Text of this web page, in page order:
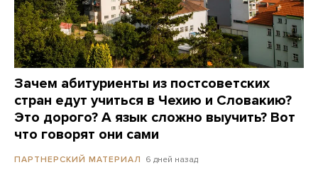
Зачем абитуриенты из постсоветских
стран едут учиться в Чехию и Словакию?
Это дорого? А язык сложно выучить? Вот
что говорят они сами
ПАРТНЕРСКИЙ МАТЕРИАЛ 6 дней назад